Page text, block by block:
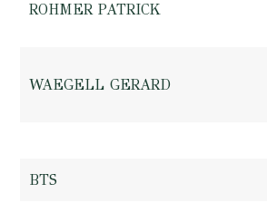
ROHMER PATRICK
WAEGELL GERARD
BTS